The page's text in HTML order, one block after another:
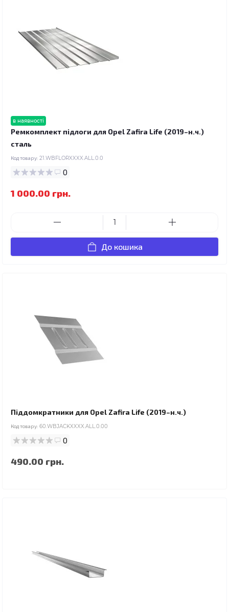
в наявності
Ремкомплект підлоги для Opel Zafira Life (2019–н.ч.)
сталь
Код товару: 21.WBFLORXXXX.ALL.0.0
0
1 000.00 грн.
До кошика
Піддомкратники для Opel Zafira Life (2019–н.ч.)
Код товару: 60.WBJACKXXXX.ALL.0.00
0
490.00 грн.